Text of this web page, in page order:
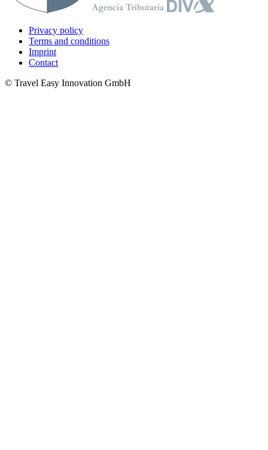
Privacy policy
Terms and conditions
Imprint
Contact
© Travel Easy Innovation GmbH